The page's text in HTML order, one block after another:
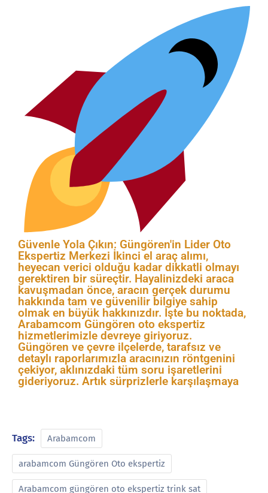
Güvenle Yola Çıkın: Güngören'in Lider Oto
Ekspertiz Merkezi İkinci el araç alımı,
heyecan verici olduğu kadar dikkatli olmayı
gerektiren bir süreçtir. Hayalinizdeki araca
kavuşmadan önce, aracın gerçek durumu
hakkında tam ve güvenilir bilgiye sahip
olmak en büyük hakkınızdır. İşte bu noktada,
Arabamcom Güngören oto ekspertiz
hizmetlerimizle devreye giriyoruz.
Güngören ve çevre ilçelerde, tarafsız ve
detaylı raporlarımızla aracınızın röntgenini
çekiyor, aklınızdaki tüm soru işaretlerini
gideriyoruz. Artık sürprizlerle karşılaşmaya
Tags: Arabamcom
arabamcom Güngören Oto ekspertiz
Arabamcom güngören oto ekspertiz trink sat